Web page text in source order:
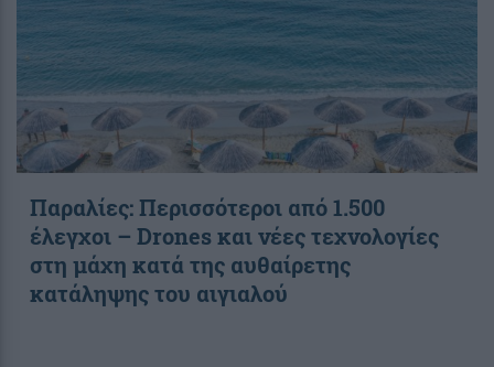
Παραλίες: Περισσότεροι από 1.500
έλεγχοι – Drones και νέες τεχνολογίες
στη μάχη κατά της αυθαίρετης
κατάληψης του αιγιαλού